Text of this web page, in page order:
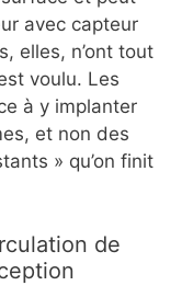
avec capteur
elles, n’ont tout
voulu. Les
à y implanter
et non des
» qu’on finit
de